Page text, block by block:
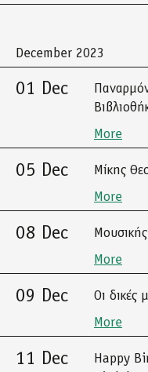
December 2023
01 Dec
More
05 Dec
Μίκης
More
08 Dec
More
09 Dec
Οι δικές
More
11 Dec
Happy